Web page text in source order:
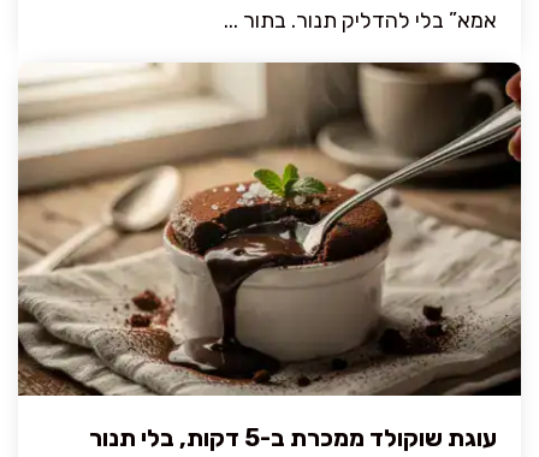
אמא” בלי להדליק תנור. בתור ...
עוגת שוקולד ממכרת ב-5 דקות, בלי תנור